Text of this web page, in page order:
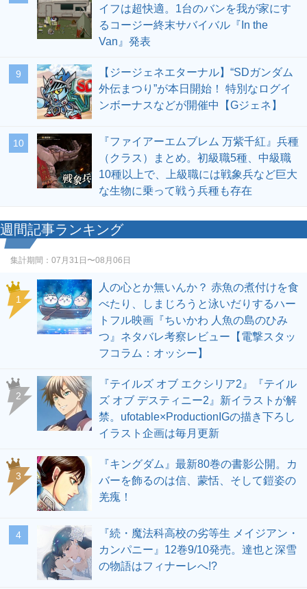
イフは超快適。1台のバンを我が家にす
るコージー終末サバイバル『In the
Van』発表
9
【ジージェネエターナル】“SDガンダム
外伝まつり”が本日開始！ 特別なログイ
ンボーナスなどが開催中【Gジェネ】
10
『ファイアーエムブレム 万紫千紅』兵種
（クラス）まとめ。初級職5種、中級職
10種以上で、上級職には戦象兵など巨大
な生物に乗って戦う兵種も存在
週間記事ランキング
集計期間： 07月31日〜08月06日
1
人の心とか無いんか？ 赤魚の煮付けを食
べたり、しまじろうと泳いだりするハー
トフル映画『ちいかわ 人魚の島のひみ
つ』ネタバレ考察レビュー【電撃スタッ
フコラム：オッシー】
2
『テイルズ オブ エクシリア2』『テイル
ズ オブ デスティニー2』新イラストが解
禁。ufotable×ProductionIGの描き下ろし
イラスト企画は毎月更新
3
『キングダム』最新80巻の書影公開。カ
バーを飾るのは信、蒙恬、そして鎧姿の
羌瘣！
4
『続・魔法科高校の劣等生 メイジアン・
カンパニー』12巻9/10発売。達也と深雪
の物語はフィナーレへ!?